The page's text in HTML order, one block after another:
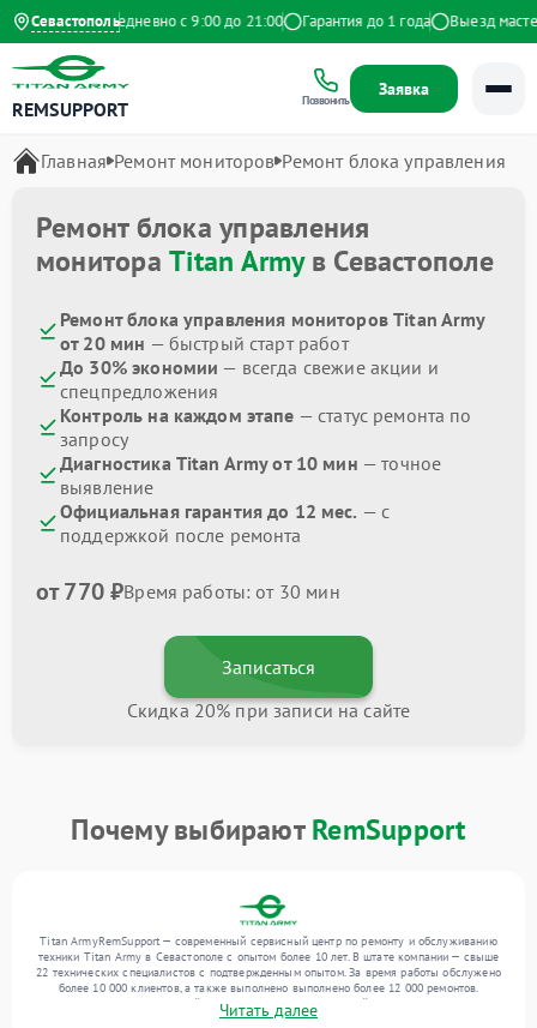
Севастополь
Яндекс Ежедневно с 9:00 до 21:00 Гарантия до 1 года Выезд
REMSUPPORT Позвонить
Заявка
Главная Ремонт мониторов Ремонт блока управления
Ремонт блока управления
монитораTitan Armyв Севастополе
Ремонт блока управления мониторов Titan Army
от 20 мин — быстрый старт работ
До 30% экономии — всегда свежие акции и
спецпредложения
Контроль на каждом этапе — статус ремонта по
запросу
Диагностика Titan Army от 10 мин — точное
выявление
Официальная гарантия до 12 мес. — с
поддержкой после ремонта
от 770 ₽Время работы: от 30 мин
Записаться
Скидка 20% при записи на сайте
Почему выбираютRemSupport
Titan ArmyRemSupport — современный сервисный центр по ремонту и обслуживанию
техники Titan Army в Севастополе с опытом более 10 лет. В штате компании — свыше
22 технических специалистов с подтвержденным опытом. За время работы обслужено
более 10 000 клиентов, а также выполнено выполнено более 12 000 ремонтов.
Ежемесячно в сервисный центр поступает от 300 устройств, включая , , . Мы
выполняем ремонт различного уровня сложности и гарантируем высокое качество
Читать далее